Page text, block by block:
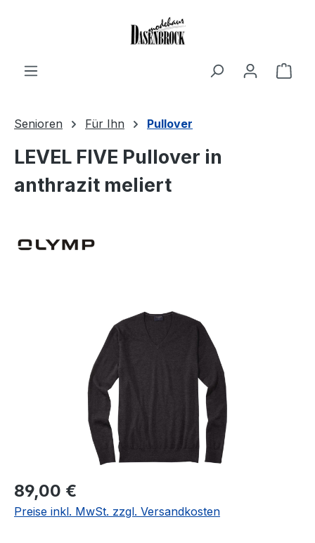
Senioren Für Ihn Pullover
LEVEL FIVE Pullover in
anthrazit meliert
Bildergalerie überspringen
Regulärer Preis:
89,00 €
Preise inkl. MwSt. zzgl. Versandkosten